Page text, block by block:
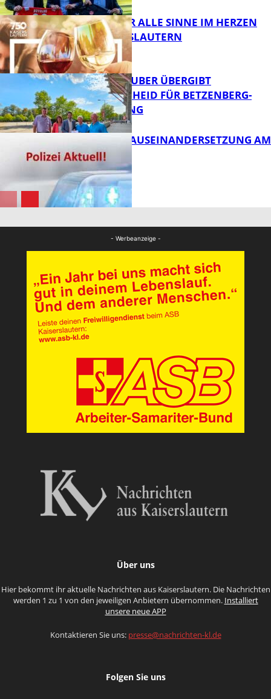
FB News
FB Kultur
GENÜSSE FÜR ALLE SINNE IM HERZEN
VON KAISERSLAUTERN
MINISTER TEUBER ÜBERGIBT
FÖRDERBESCHEID FÜR BETZENBERG-
ENTWICKLUNG
HANDFESTE AUSEINANDERSETZUNG AM
PFAFFPLATZ
- Werbeanzeige -
Über uns
Hier bekommt ihr aktuelle Nachrichten aus Kaiserslautern. Die Nachrichten
werden 1 zu 1 von den jeweiligen Anbietern übernommen. Installiert
unsere neue APP
Kontaktieren Sie uns: presse@nachrichten-kl.de
Folgen Sie uns